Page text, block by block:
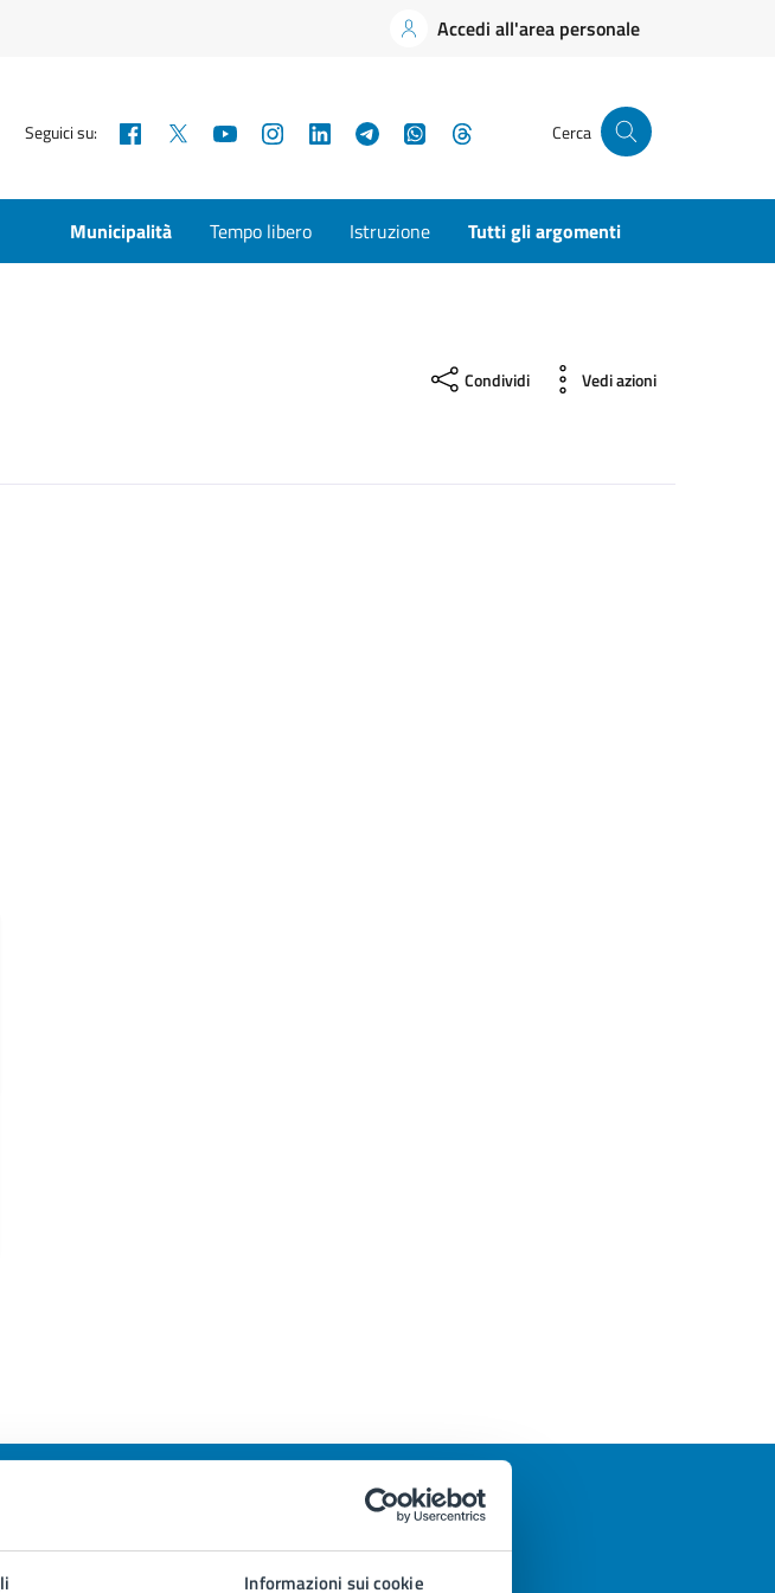
Informazioni sui cookie
Accedi all'area personale
Seguici su: Facebook YouTubeInstagramLinkedInTelegramWhatsApp Cerca
Municipalità Tempo libero Istruzione Tutti gli argomenti
Condividi Vedi azioni